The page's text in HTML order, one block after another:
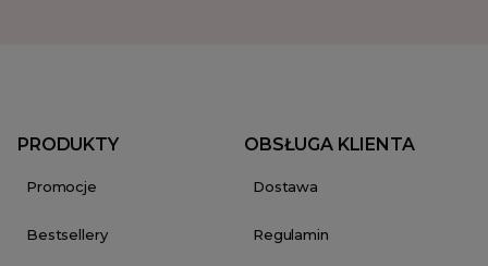
PRODUKTY
Promocje
Bestsellery
OBSŁUGA KLIENTA
Dostawa
Regulamin